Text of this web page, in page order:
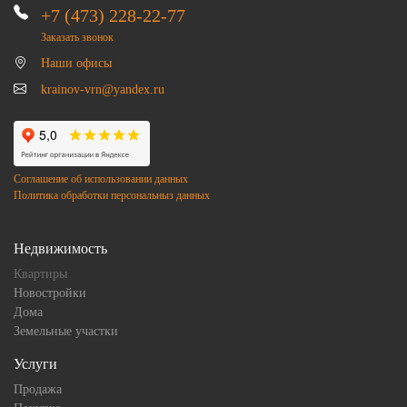
+7 (473) 228-22-77
Заказать звонок
Наши офисы
krainov-vrn@yandex.ru
Соглашение об использовании данных
Политика обработки персональныз данных
Недвижимость
Квартиры
Новостройки
Дома
Земельные участки
Услуги
Продажа